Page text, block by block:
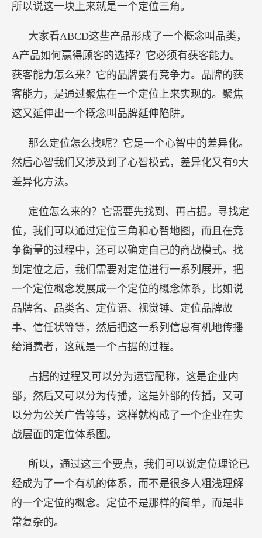
所以说这一块上来就是一个定位三角。
大家看ABCD这些产品形成了一个概念叫品类，
A产品如何赢得顾客的选择？它必须有获客能力。
获客能力怎么来？它的品牌要有竞争力。品牌的获
客能力，是通过聚焦在一个定位上来实现的。聚焦
这又延伸出一个概念叫品牌延伸陷阱。
那么定位怎么找呢？它是一个心智中的差异化。
然后心智我们又涉及到了心智模式，差异化又有9大
差异化方法。
定位怎么来的？它需要先找到、再占据。寻找定
位，我们可以通过定位三角和心智地图，而且在竞
争衡量的过程中，还可以确定自己的商战模式。找
到定位之后，我们需要对定位进行一系列展开，把
一个定位概念发展成一个定位的概念体系，比如说
品牌名、品类名、定位语、视觉锤、定位品牌故
事、信任状等等，然后把这一系列信息有机地传播
给消费者，这就是一个占据的过程。
占据的过程又可以分为运营配称，这是企业内
部，然后又可以分为传播，这是外部的传播，又可
以分为公关广告等等，这样就构成了一个企业在实
战层面的定位体系图。
所以，通过这三个要点，我们可以说定位理论已
经成为了一个有机的体系，而不是很多人粗浅理解
的一个定位的概念。定位不是那样的简单，而是非
常复杂的。